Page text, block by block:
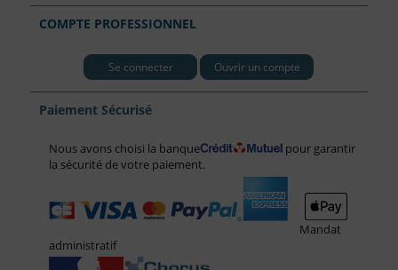
COMPTE PROFESSIONNEL
Se connecter Ouvrir un compte
Paiement Sécurisé
Nous avons choisi la banque
pour garantir
la sécurité de votre paiement.
Mandat
administratif